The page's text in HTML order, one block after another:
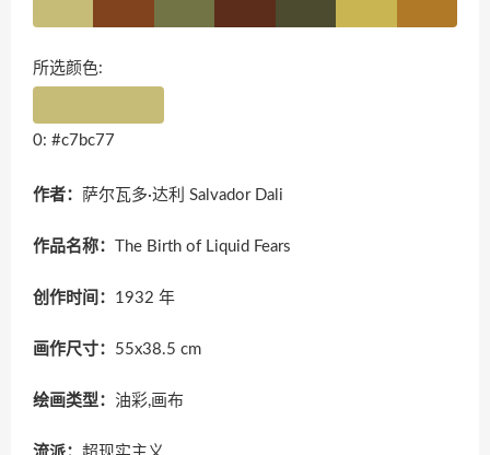
所选颜色:
0: #c7bc77
作者： 萨尔瓦多·达利 Salvador Dali
作品名称： The Birth of Liquid Fears
创作时间： 1932 年
画作尺寸： 55x38.5 cm
绘画类型： 油彩,画布